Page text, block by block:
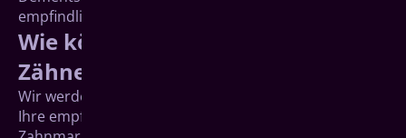
empfindlicher.
Wie können überempfindliche
Zähne behandelt werden?
Wir werden zunächst überprüfen, ob die Ursache für
Ihre empfindlichen Zähne Karies, Parodontitis, eine